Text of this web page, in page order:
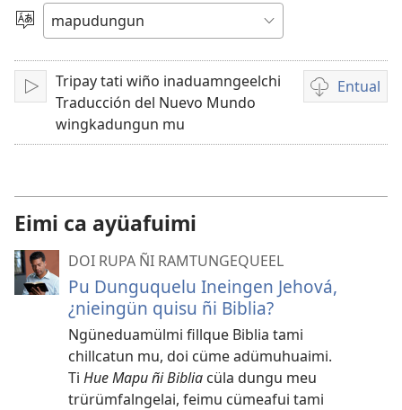
ti
video
Dullial
quehun
Amulcünungeal
Tripay tati wiño inaduamngeelchi
Traducción del Nuevo Mundo
wingkadungun mu
Entual
Chumngechi
video
Eimi ca ayüafuimi
DOI RUPA ÑI RAMTUNGEQUEEL
Pu Dunguquelu Ineingen Jehová,
¿nieingün quisu ñi Biblia?
Ngüneduamülmi fillque Biblia tami
chillcatun mu, doi cüme adümuhuaimi.
Ti Hue Mapu ñi Biblia cüla dungu meu
trürümfalngelai, feimu cümeafui tami